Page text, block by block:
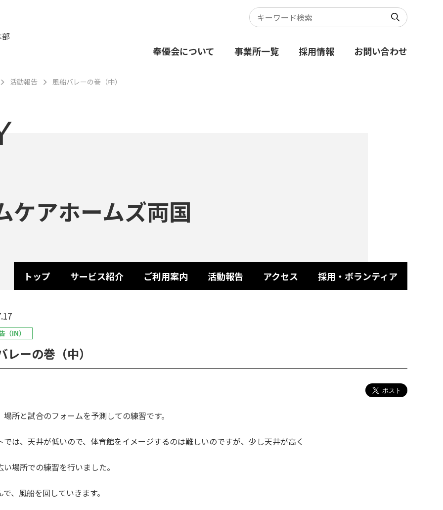
奉優会について 事業所一覧 採用情報 お問い合わせ
活動報告 風船バレーの巻（中）
ケアホームズ両国
トップ サービス紹介 ご利用案内 活動報告 アクセス 採用・ボランティア
（IN）
レーの巻（中）
場所と試合のフォームを予測しての練習です。
では、天井が低いので、体育館をイメージするのは難しいのですが、少し天井が高く
い場所での練習を行いました。
、風船を回していきます。